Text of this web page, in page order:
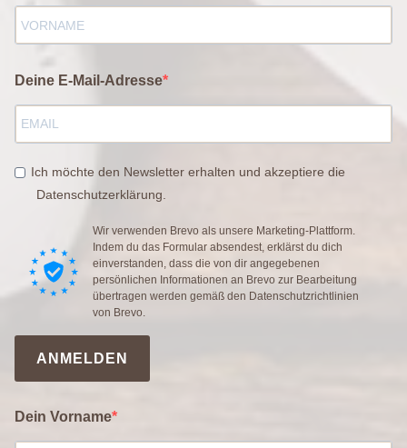
Deine E-Mail-Adresse
Ich möchte den Newsletter erhalten und akzeptiere die
Datenschutzerklärung.
Wir verwenden Brevo als unsere Marketing-Plattform.
Indem du das Formular absendest, erklärst du dich
einverstanden, dass die von dir angegebenen
persönlichen Informationen an Brevo zur Bearbeitung
übertragen werden gemäß den Datenschutzrichtlinien
von Brevo.
ANMELDEN
Dein Vorname